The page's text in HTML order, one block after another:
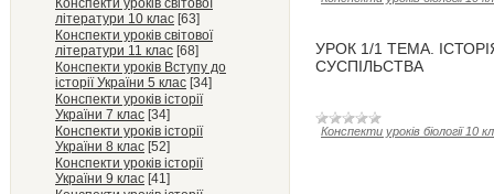
Конспекти уроків світової
літератури 10 клас [63]
Конспекти уроків світової
літератури 11 клас [68]
Конспекти уроків Вступу до
історії України 5 клас [34]
Конспекти уроків історії
України 7 клас [34]
Конспекти уроків історії
України 8 клас [52]
Конспекти уроків історії
України 9 клас [41]
УРОК 1/1 ТЕМА.
СУСПІЛЬСТВА
Конспекти уроків біології 10